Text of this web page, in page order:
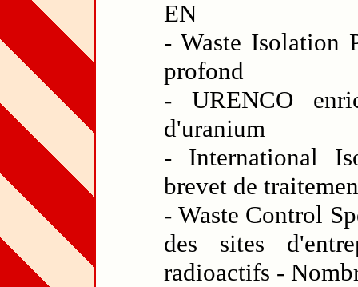
EN
- Waste Isolation
profond
- URENCO
d'uranium
- International
brevet de
- Waste Control
des sites
radioactifs -